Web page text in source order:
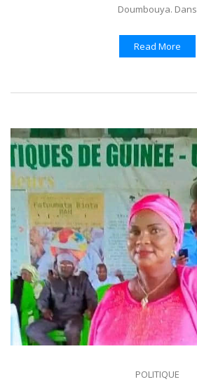
Doumbouya. Dans
Read More
POLITIQUE